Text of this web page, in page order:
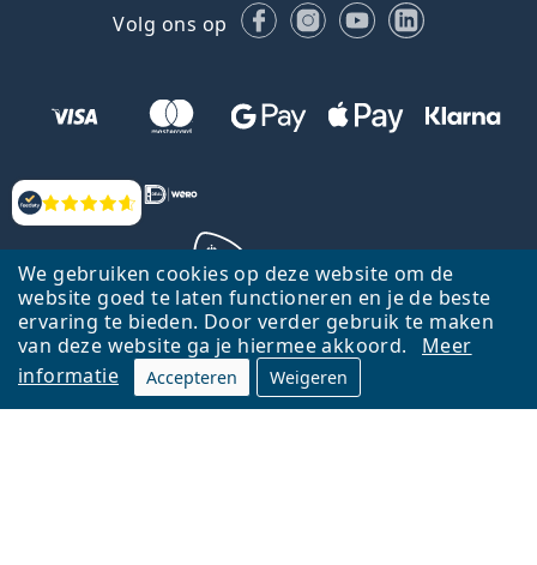
We gebruiken cookies op deze website om de
website goed te laten functioneren en je de beste
ervaring te bieden. Door verder gebruik te maken
van deze website ga je hiermee akkoord.
Meer
informatie
Accepteren Weigeren
Beoordelingen
Volg ons op FacebookInstagram
YouTubeLinkedIn
Terug naar de homepagina
Ga omhoog
Lentiamo.nl is eigendom van en wordt beheerd door Lentiamo s.r.o.,
Tsjechië
Hier al 18 jaar voor jou.